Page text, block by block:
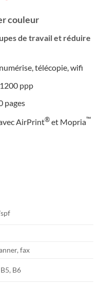
couleur
de travail et réduire
télécopie, wifi
ppp
pages
AirPrint®et Mopria™
fax
B6